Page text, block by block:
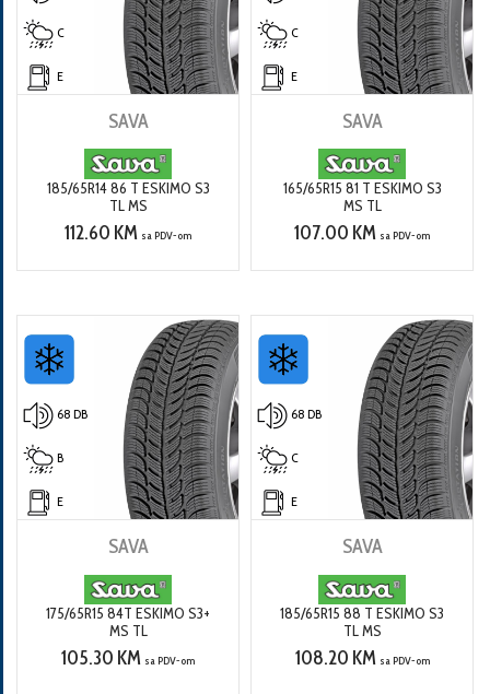
C
E
SAVA
185/65R14 86 T ESKIMO S3
TL MS
112.60 KM sa PDV-om
C
E
SAVA
165/65R15 81 T ESKIMO S3
MS TL
107.00 KM sa PDV-om
68 DB
B
E
SAVA
175/65R15 84T ESKIMO S3+
MS TL
105.30 KM sa PDV-om
68 DB
C
E
SAVA
185/65R15 88 T ESKIMO S3
TL MS
108.20 KM sa PDV-om